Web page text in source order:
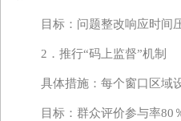
目标：问题整改响应时间
2．推行“码上监督”机制
具体措施：每个窗口 区域
目标：群众评价参与率80